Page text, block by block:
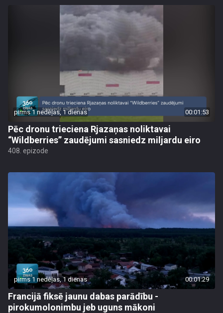
pirms 1 nedēļas, 1 dienas 00:01:53
Pēc dronu trieciena Rjazaņas noliktavai
“Wildberries” zaudējumi sasniedz miljardu eiro
408. epizode
pirms 1 nedēļas, 1 dienas 00:01:29
Francijā fiksē jaunu dabas parādību -
pirokumolonimbu jeb uguns mākoni